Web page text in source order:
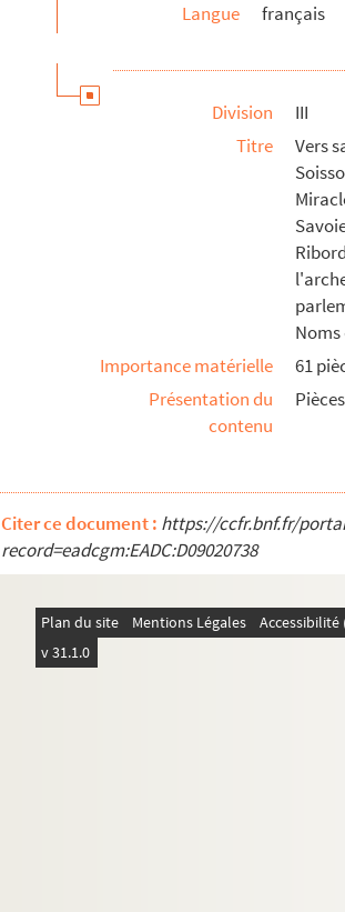
Langue
français
Division
III
Titre
Vers
Importance matérielle
61
Présentation du
contenu
Citer ce document : https://ccfr.bnf.fr/
record=eadcgm:EADC:D09020738
Plan du site Mentions Légales
v 31.1.0